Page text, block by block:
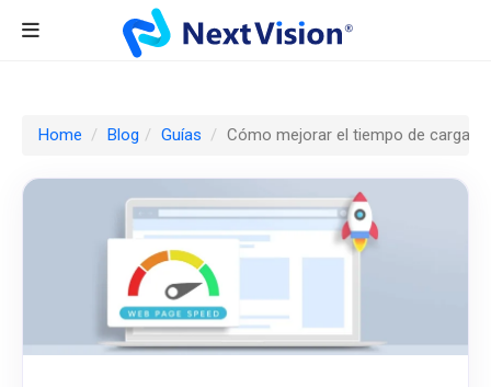
Home Blog Guías Cómo mejorar el tiempo de carga